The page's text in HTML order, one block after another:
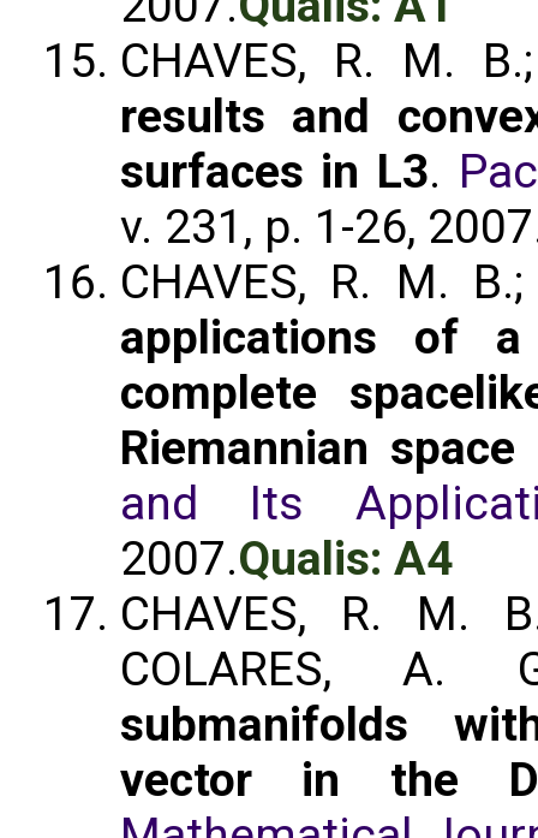
CHAVES, R. M.
results and
surfaces in L3.
v. 231, p. 1-26,
CHAVES, R. M.
applications of
complete
Riemannian
and Its
2007.Qualis: A4
CHAVES, R. M.
COLARES,
submanifolds
vector in the